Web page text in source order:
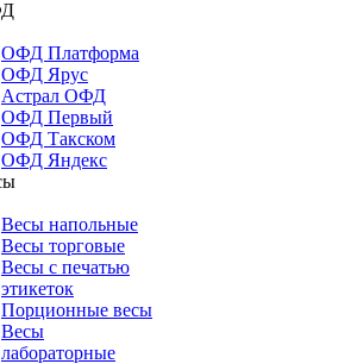
ОФД Платформа
ОФД Ярус
Астрал ОФД
ОФД Первый
ОФД Такском
ОФД Яндекс
Весы напольные
Весы торговые
Весы с печатью
этикеток
Порционные весы
Весы
лабораторные